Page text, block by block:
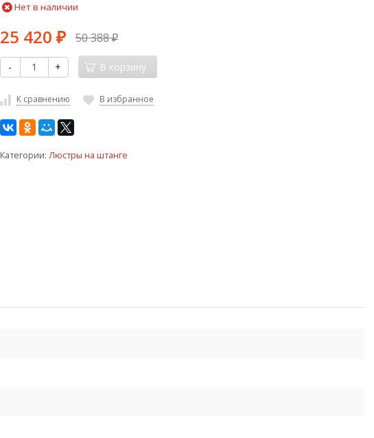
Нет в наличии
25 420 ₽ 50 388₽
- + В корзину
К сравнению В избранное
Категории: Люстры на штанге